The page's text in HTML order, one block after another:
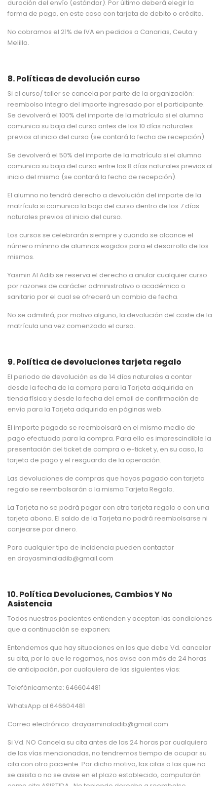
duración del envío (estándar). Por último deberá elegir la
forma de pago, en este caso con tarjeta de debito o crédito.
No cobramos el 21% de IVA en pedidos a Canarias, Ceuta y
Melilla.
8. Políticas de devolución curso
Si el curso/ taller se cancela por parte de la organización:
reembolso integro del importe ingresado por el participante.
Se devolverá el 100% del importe de la matrícula si el alumno
comunica su baja del curso antes de los 10 días naturales
previos al inicio del curso (se contará la fecha de recepción).
Se devolverá el 50% del importe de la matrícula si el alumno
comunica su baja del curso entre los 8 días naturales previos al
inicio del mismo (se contará la fecha de recepción).
El alumno no tendrá derecho a devolución del importe de la
matrícula si comunica la baja del curso dentro de los 7 días
naturales previos al inicio del curso.
Los cursos se celebrarán siempre y cuando se alcance el
número mínimo de alumnos exigidos para el desarrollo de los
mismos.
Yasmin Al Adib se reserva el derecho a anular cualquier curso
por razones de carácter administrativo o académico o
sanitario por el cual se ofrecerá un cambio de fecha.
No se admitirá, por motivo alguno, la devolución del coste de la
matrícula una vez comenzado el curso.
9. Política de devoluciones tarjeta regalo
El periodo de devolución es de 14 días naturales a contar
desde la fecha de la compra para la Tarjeta adquirida en
tienda física y desde la fecha del email de confirmación de
envío para la Tarjeta adquirida en páginas web.
El importe pagado se reembolsará en el mismo medio de
pago efectuado para la compra. Para ello es imprescindible la
presentación del ticket de compra o e-ticket y, en su caso, la
tarjeta de pago y el resguardo de la operación.
Las devoluciones de compras que hayas pagado con tarjeta
regalo se reembolsarán a la misma Tarjeta Regalo.
La Tarjeta no se podrá pagar con otra tarjeta regalo o con una
tarjeta abono. El saldo de la Tarjeta no podrá reembolsarse ni
canjearse por dinero.
Para cualquier tipo de incidencia pueden contactar
en drayasminaladib@gmail.com
10. Política Devoluciones, Cambios Y No
Asistencia
Todos nuestros pacientes entienden y aceptan las condiciones
que a continuación se exponen;
Entendemos que hay situaciones en las que debe Vd. cancelar
su cita, por lo que le rogamos, nos avise con más de 24 horas
de anticipación, por cualquiera de las siguientes vías:
Telefónicamente: 646604481
WhatsApp al 646604481
Correo electrónico: drayasminaladib@gmail.com
Si Vd. NO Cancela su cita antes de las 24 horas por cualquiera
de las vías mencionadas, no tendremos tiempo de ocupar su
cita con otro paciente. Por dicho motivo, las citas a las que no
se asista o no se avise en el plazo establecido, computarán